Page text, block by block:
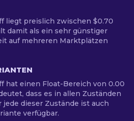
liegt preislich zwischen $0.70
damit als ein sehr günstiger
auf mehreren Marktplätzen
hat einen Float-Bereich von 0.00
dass es in allen Zuständen
jede dieser Zustände ist auch
verfügbar.